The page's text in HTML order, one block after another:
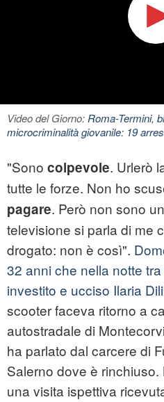
Video del Giorno:Roma-Termini,
microcriminalità giovanile: 19
"Sono colpevole. Urlerò
tutte le forze. Non ho
pagare. Però non sono
televisione si parla di me
drogato: non è così".
32 anni che nella notte
investito e ucciso Ilaria
scooter faceva ritorno a
autostradale di
ha parlato dal carcere di
Salerno dove è
una visita ispettiva